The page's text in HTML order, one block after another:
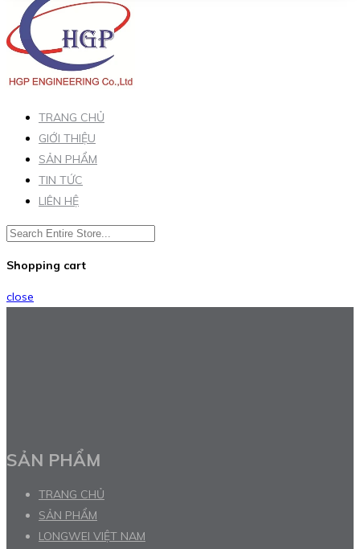
TRANG CHỦ
GIỚI THIỆU
SẢN PHẨM
TIN TỨC
LIÊN HỆ
Shopping cart
close
SẢN PHẨM
TRANG CHỦ
SẢN PHẨM
LONGWEI VIỆT NAM